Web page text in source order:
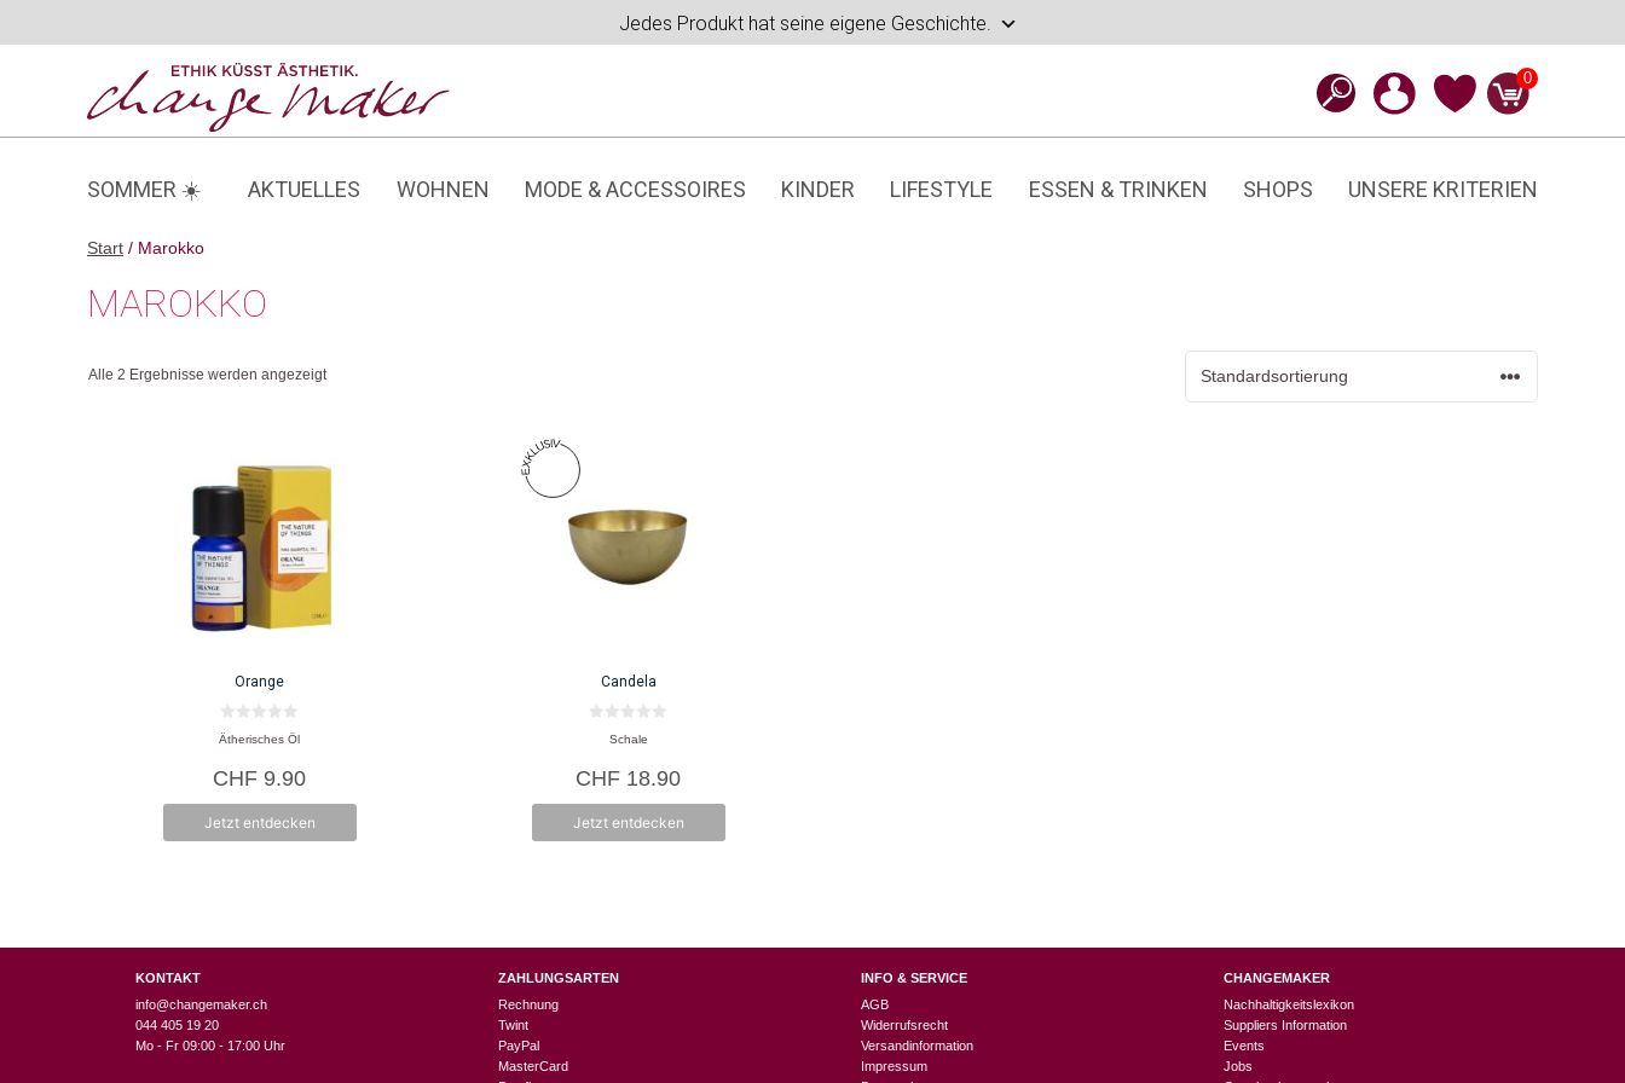
Jedes Produkt hat seine eigene Geschichte.
0
SOMMER ☀️ AKTUELLES WOHNEN MODE & ACCESSOIRES KINDER LIFESTYLE ESSEN & TRINKEN SHOPS UNSERE KRITERIEN
Start / Marokko
MAROKKO
Alle 2 Ergebnisse werden angezeigt
Orange
0
v
n
5
Ätherisches Öl
CHF 9.90
Jetzt entdecken
Candela
n
5
Schale
CHF 18.90
Jetzt entdecken
KONTAKT
info@changemaker.ch
044 405 19 20
Mo - Fr 09:00 - 17:00 Uhr
ZAHLUNGSARTEN
Rechnung
Twint
PayPal
MasterCard
INFO & SERVICE
AGB
Widerrufsrecht
Versandinformation
Impressum
CHANGEMAKER
Nachhaltigkeitslexikon
Suppliers Information
Events
Jobs